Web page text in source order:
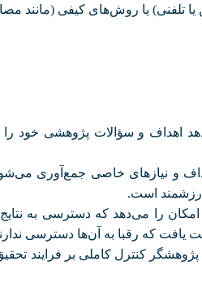
تلفنی) یا روش‌های کیفی (مانند
اهداف و سؤالات پژوهشی خود را
و نیازهای خاصی جمع‌آوری
ارزشمند است.
امکان را می‌دهد که دسترسی به
یافت که رقبا به آن‌ها دسترسی
پژوهشگر کنترل کاملی بر فرایند